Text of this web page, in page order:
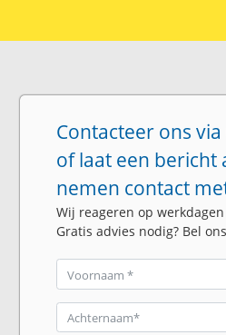
Contacteer ons
of laat een bericht
nemen contact
Wij reageren op werkdagen
Gratis advies nodig? Bel